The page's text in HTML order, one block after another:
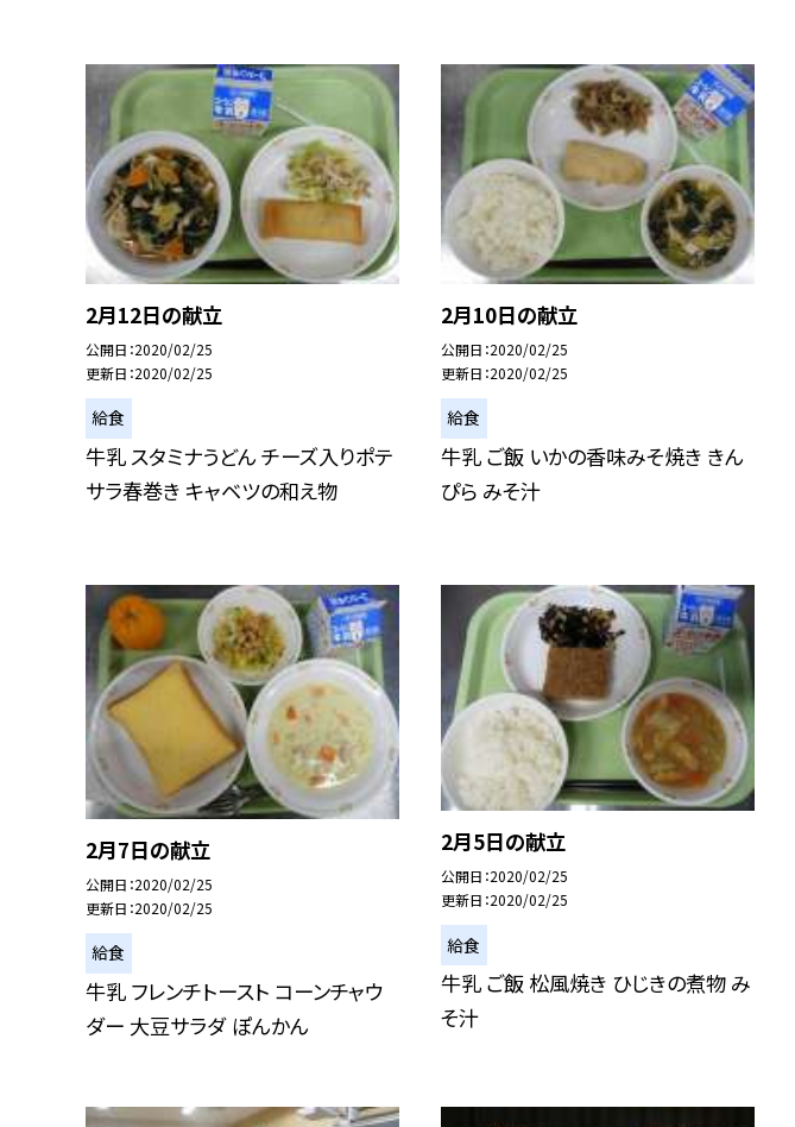
2月12日の献立
公開日 2020/02/25
更新日 2020/02/25
給食
牛乳 スタミナうどん チーズ入りポテ
サラ春巻き キャベツの和え物
2月10日の献立
公開日 2020/02/25
更新日 2020/02/25
給食
牛乳 ご飯 いかの香味みそ焼き きん
ぴら みそ汁
2月7日の献立
公開日 2020/02/25
更新日 2020/02/25
給食
牛乳 フレンチトースト コーンチャウ
ダー 大豆サラダ ぽんかん
2月5日の献立
公開日 2020/02/25
更新日 2020/02/25
給食
牛乳 ご飯 松風焼き ひじきの煮物 み
そ汁